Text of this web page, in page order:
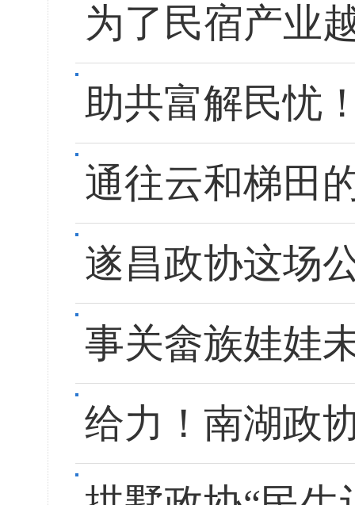
为了民宿产业
助共富解民忧
通往云和梯田
遂昌政协这场
事关畲族娃娃
给力！南湖政